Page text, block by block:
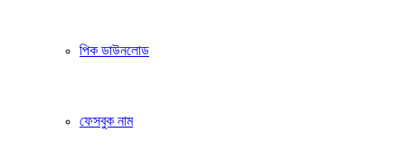
পিক ডাউনলোড
ফেসবুক নাম